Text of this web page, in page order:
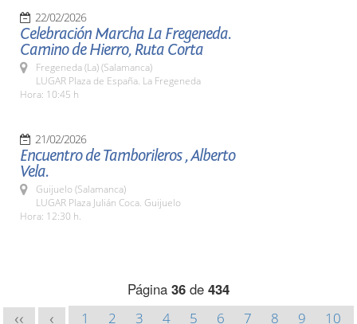
22/02/2026
Celebración Marcha La Fregeneda.
Camino de Hierro, Ruta Corta
Fregeneda (La) (Salamanca)
LUGAR Plaza de España. La Fregeneda
Hora: 10:45 h
21/02/2026
Encuentro de Tamborileros , Alberto
Vela.
Guijuelo (Salamanca)
LUGAR Plaza Julián Coca. Guijuelo
Hora: 12:30 h.
Página 36 de 434
<< < 1 2 3 4 5 6 7 8 9
10